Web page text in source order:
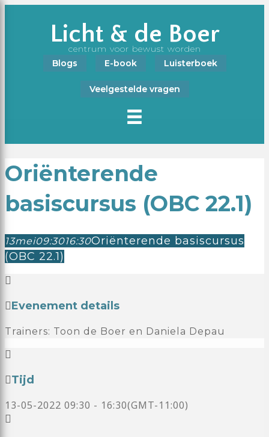
Licht & de Boer
centrum voor bewust worden
Blogs
E-book Luisterboek
Veelgestelde vragen
Oriënterende
basiscursus (OBC 22.1)
13mei09:3016:30Oriënterende basiscursus
(OBC 22.1)
Evenement details
Trainers: Toon de Boer en Daniela Depau
Tijd
13-05-2022 09:30 - 16:30(GMT-11:00)